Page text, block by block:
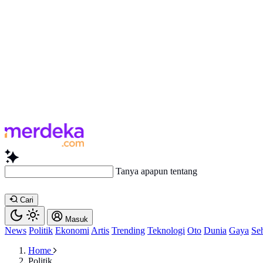
Tanya apapun tentang artikel ini...
Cari
Masuk
News Politik Ekonomi Artis Trending Teknologi Oto Dunia Gaya
Home
Politik